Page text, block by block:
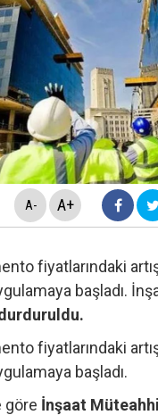
bildirdi...
yeni
Hür Ağbaba
A- A+
fiyatlarındaki
başladı.
fiyatlarındaki
başladı.
göre İnşaat